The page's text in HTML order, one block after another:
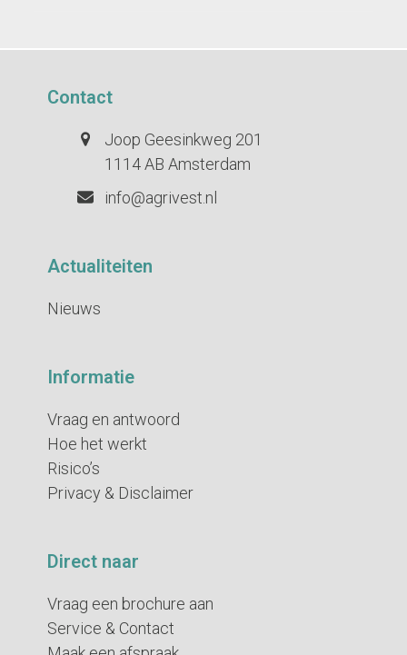
Contact
Joop Geesinkweg 201
1114 AB Amsterdam
info@agrivest.nl
Actualiteiten
Nieuws
Informatie
Vraag en antwoord
Hoe het werkt
Risico’s
Privacy & Disclaimer
Direct naar
Vraag een brochure aan
Service & Contact